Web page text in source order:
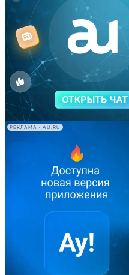
РЕКЛАМА • AU.RU